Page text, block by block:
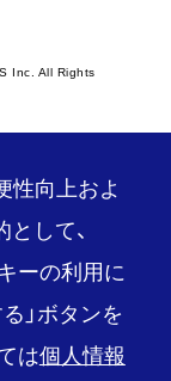
Inc. All Rights
性向上およ
して、
ーの利用に
」ボタンを
は個人情報